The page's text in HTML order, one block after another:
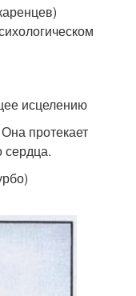
исцелению
протекает
сердца.